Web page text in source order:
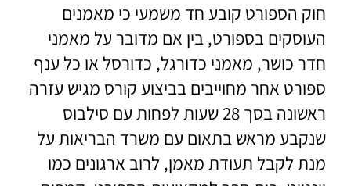
חוק הספורט קובע חד משמעי כי מאמנים
העוסקים בספורט, בין אם מדובר על מאמני
חדר כושר, מאמני כדורגל, כדורסל או כל ענף
ספורט אחר מחוייבים בביצוע קורס מגיש עזרה
ראשונה בסך 28 שעות לפחות עם סילבוס
שנקבע מראש בתאום עם משרד הבריאות על
מנת לקבל תעודת מאמן, לרוב ארגונים כמו